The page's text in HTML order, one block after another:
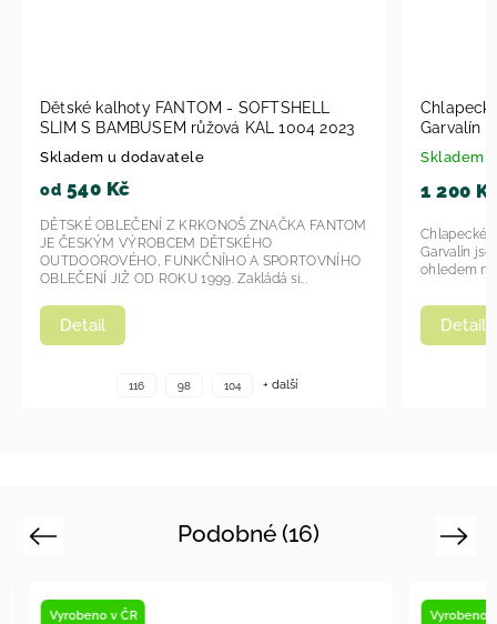
Dětské kalhoty FANTOM - SOFTSHELL
SLIM S BAMBUSEM růžová KAL 1004 2023
Skladem u dodavatele
od 540 Kč
Detail
DĚTSKÉ OBLEČENÍ Z KRKONOŠ ZNAČKA FANTOM
JE ČESKÝM VÝROBCEM DĚTSKÉHO
OUTDOOROVÉHO, FUNKČNÍHO A SPORTOVNÍHO
OBLEČENÍ JIŽ OD ROKU 1999. Zakládá si...
116 98 104 + další
Chlapecké
Garvalín
Skladem
1 200
Detail
Chlapecké
Garvalín
ohledem
Podobné (16)
Previous
Vyrobeno v ČR Vyrobeno v
Next